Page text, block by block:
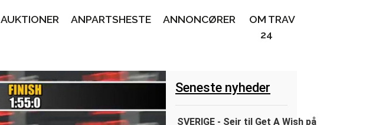
Seneste nyheder
SVERIGE - Sejr til Get A Wish på
AUKTIONER ANPARTSHESTE ANNONCØRER
OM TRAV
24